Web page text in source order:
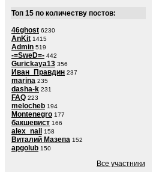
Топ 15 по количеству постов:
46ghost 6230
AnKit 1415
Admin 519
-=SweD=- 442
Gurickaya13 356
Иван_Правдин 237
marina 235
dasha-k 231
FAQ 223
melocheb 194
Montenegro 177
бакшевист 166
alex_nail 158
Виталий Мазепа 152
apgolub 150
Все участники